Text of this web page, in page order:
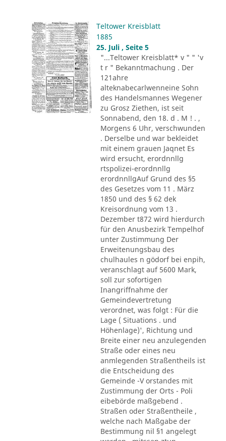
Teltower Kreisblatt
1885
25. Juli , Seite 5
"...Teltower Kreisblatt* v " " 'v
t r " Bekanntmachung . Der
121ahre
alteknabecarlwenneine Sohn
des Handelsmannes Wegener
zu Grosz Ziethen, ist seit
Sonnabend, den 18. d . M ! . ,
Morgens 6 Uhr, verschwunden
. Derselbe und war bekleidet
mit einem grauen Jaqnet Es
wird ersucht, erordnnllg
rtspolizei-erordnnllg
erordnnllgAuf Grund des §5
des Gesetzes vom 11 . März
1850 und des § 62 dek
Kreisordnung vom 13 .
Dezember t872 wird hierdurch
für den Anusbezirk Tempelhof
unter Zustimmung Der
Erweitenungsbau des
chulhaules n gödorf bei enpih,
veranschlagt auf 5600 Mark,
soll zur sofortigen
Inangriffnahme der
Gemeindevertretung
verordnet, was folgt : Für die
Lage ( Situations . und
Höhenlage)', Richtung und
Breite einer neu anzulegenden
Straße oder eines neu
anmlegenden Straßentheils ist
die Entscheidung des
Gemeinde -V orstandes mit
Zustimmung der Orts - Poli
eibebörde maßgebend .
Straßen oder Straßentheile ,
welche nach Maßgabe der
Bestimmung nil §1 angelegt